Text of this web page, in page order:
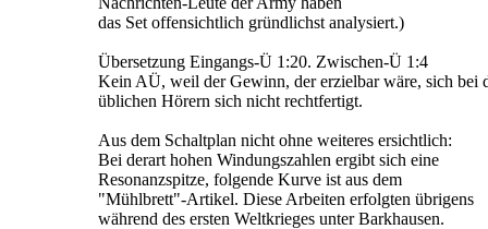
das Set offensichtlich gründlichst analysiert.)
Übersetzung Eingangs-Ü 1:20. Zwischen-Ü 1:4
Kein AÜ, weil der Gewinn, der erzielbar wäre, sich bei
üblichen Hörern sich nicht rechtfertigt.
Aus dem Schaltplan nicht ohne weiteres ersichtlich:
Bei derart hohen Windungszahlen ergibt sich eine
Resonanzspitze, folgende Kurve ist aus dem
"Mühlbrett"-Artikel. Diese Arbeiten erfolgten übrigens
während des ersten Weltkrieges unter Barkhausen.